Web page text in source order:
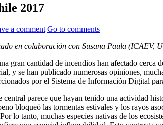
2017
a comment Go to comments
en colaboración con Susana Paula (ICAEV,
gran cantidad de incendios han afectado
y se han publicado numerosas opiniones,
por el Sistema de Información Digital
central parece que hayan tenido una actividad
bloqueó las tormentas estivales y los rayos
lo tanto, muchas especies nativas de los